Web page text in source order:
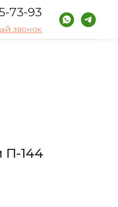
73-93
звонок
П-144